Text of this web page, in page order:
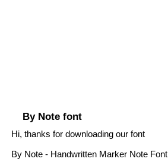
By Note font
Hi, thanks for downloading our font
By Note - Handwritten Marker Note Font